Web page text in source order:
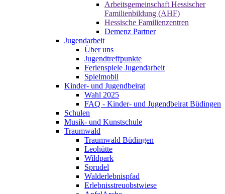
Arbeitsgemeinschaft Hessischer
Familienbildung (AHF)
Hessische Familienzentren
Demenz Partner
Jugendarbeit
Über uns
Jugendtreffpunkte
Ferienspiele Jugendarbeit
Spielmobil
Kinder- und Jugendbeirat
Wahl 2025
FAQ - Kinder- und Jugendbeirat Büdingen
Schulen
Musik- und Kunstschule
Traumwald
Traumwald Büdingen
Leohütte
Wildpark
Sprudel
Walderlebnispfad
Erlebnisstreuobstwiese